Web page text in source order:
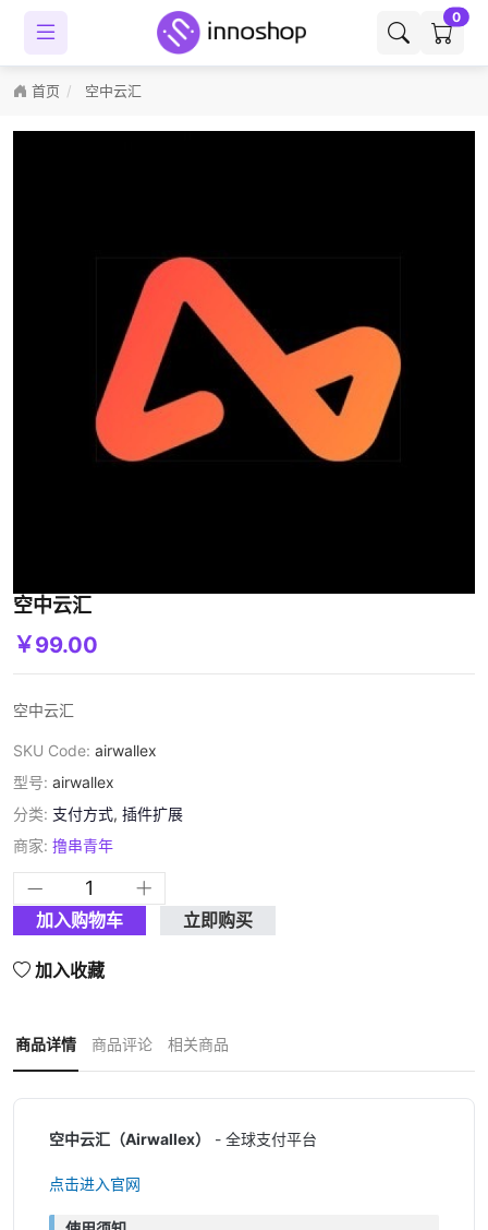
0
首页 空中云汇
空中云汇
￥99.00
空中云汇
SKU Code: airwallex
型号: airwallex
分类: 支付方式, 插件扩展
商家: 撸串青年
加入购物车 立即购买
加入收藏
商品详情 商品评论 相关商品
空中云汇（Airwallex） - 全球支付平台
点击进入官网